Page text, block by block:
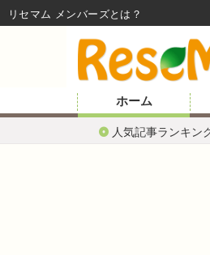
ホーム
人気記事ランキン
リセマム メンバーズ